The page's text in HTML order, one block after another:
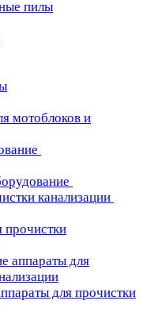
пилы
мотоблоков и
канализации
прочистки
аппараты для
для прочистки